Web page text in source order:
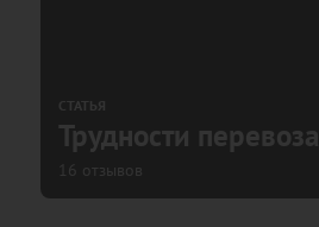
СТАТЬЯ
Трудности перевоза
16 отзывов